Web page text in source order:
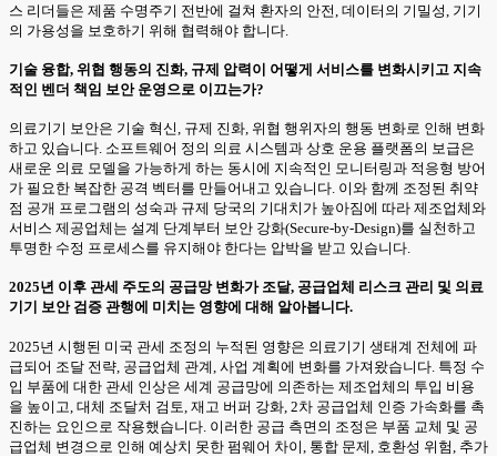
스 리더들은 제품 수명주기 전반에 걸쳐 환자의 안전, 데이터의 기밀성, 기기
의 가용성을 보호하기 위해 협력해야 합니다.
기술 융합, 위협 행동의 진화, 규제 압력이 어떻게 서비스를 변화시키고 지속
적인 벤더 책임 보안 운영으로 이끄는가?
의료기기 보안은 기술 혁신, 규제 진화, 위협 행위자의 행동 변화로 인해 변화
하고 있습니다. 소프트웨어 정의 의료 시스템과 상호 운용 플랫폼의 보급은
새로운 의료 모델을 가능하게 하는 동시에 지속적인 모니터링과 적응형 방어
가 필요한 복잡한 공격 벡터를 만들어내고 있습니다. 이와 함께 조정된 취약
점 공개 프로그램의 성숙과 규제 당국의 기대치가 높아짐에 따라 제조업체와
서비스 제공업체는 설계 단계부터 보안 강화(Secure-by-Design)를 실천하고
투명한 수정 프로세스를 유지해야 한다는 압박을 받고 있습니다.
2025년 이후 관세 주도의 공급망 변화가 조달, 공급업체 리스크 관리 및 의료
기기 보안 검증 관행에 미치는 영향에 대해 알아봅니다.
2025년 시행된 미국 관세 조정의 누적된 영향은 의료기기 생태계 전체에 파
급되어 조달 전략, 공급업체 관계, 사업 계획에 변화를 가져왔습니다. 특정 수
입 부품에 대한 관세 인상은 세계 공급망에 의존하는 제조업체의 투입 비용
을 높이고, 대체 조달처 검토, 재고 버퍼 강화, 2차 공급업체 인증 가속화를 촉
진하는 요인으로 작용했습니다. 이러한 공급 측면의 조정은 부품 교체 및 공
급업체 변경으로 인해 예상치 못한 펌웨어 차이, 통합 문제, 호환성 위험, 추가